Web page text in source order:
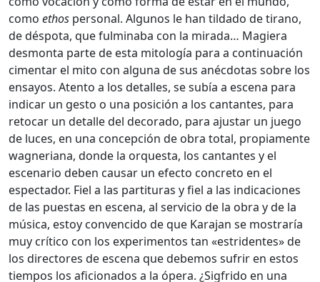
como ethos personal. Algunos le han tildado de tirano,
de déspota, que fulminaba con la mirada… Magiera
desmonta parte de esta mitología para a continuación
cimentar el mito con alguna de sus anécdotas sobre los
ensayos. Atento a los detalles, se subía a escena para
indicar un gesto o una posición a los cantantes, para
retocar un detalle del decorado, para ajustar un juego
de luces, en una concepción de obra total, propiamente
wagneriana, donde la orquesta, los cantantes y el
escenario deben causar un efecto concreto en el
espectador. Fiel a las partituras y fiel a las indicaciones
de las puestas en escena, al servicio de la obra y de la
música, estoy convencido de que Karajan se mostraría
muy crítico con los experimentos tan «estridentes» de
los directores de escena que debemos sufrir en estos
tiempos los aficionados a la ópera. ¿Sigfrido en una